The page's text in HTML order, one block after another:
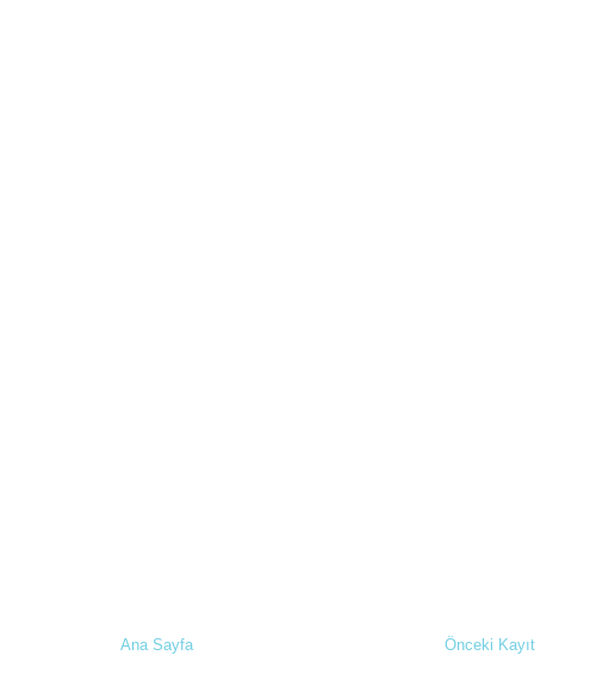
Önceki Kayıt
Ana Sayfa